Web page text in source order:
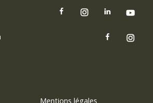
Mentions légales